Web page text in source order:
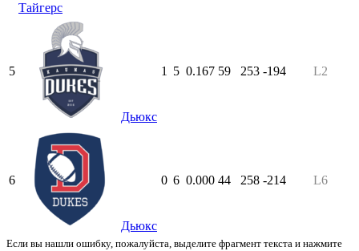
Тайгерс
5
Дьюкс
1 5 0.167 59 253 -194 L2
6
Дьюкс
0 6 0.000 44 258 -214 L6
Если вы нашли ошибку, пожалуйста, выделите фрагмент текста и нажмите